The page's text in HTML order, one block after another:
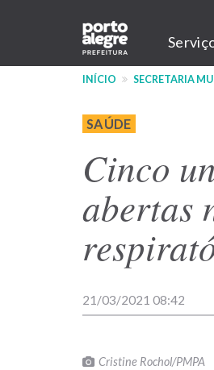
conteúdo
Main
navigation
INÍCIO SECRETARIA
SAÚDE
Cinco
abertas
21/03/2021 08:42
Cristine Rochol/PMPA